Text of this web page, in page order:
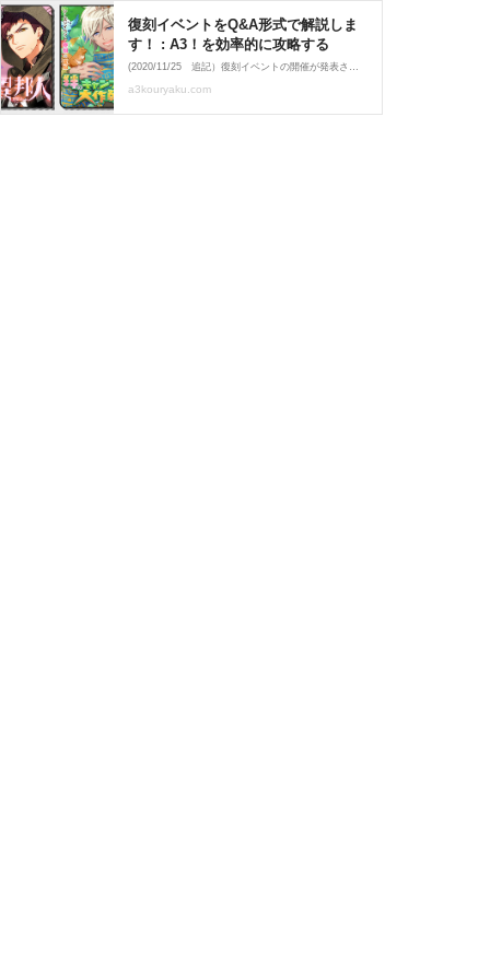
復刻イベントをQ&A形式で解説しま
す！ : A3！を効率的に攻略する
(2020/11/25 追記）復刻イベントの開催が発表されました。詳しくはアプリ内の「ヘルプ＞イベント＞復刻イベント」の遊び方とルールをお読みください。わかりにくい部分もあるかと思いますのでQ&A形式で解説していきます！・復刻イベントとは？・イベント期間は？・復刻対象
a3kouryaku.com